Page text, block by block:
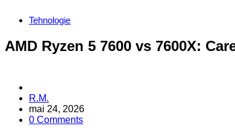
Categories
Tehnologie
AMD Ryzen 5 7600 vs 7600X:
Posted
by
R.M.
mai 24, 2026
0 Comments